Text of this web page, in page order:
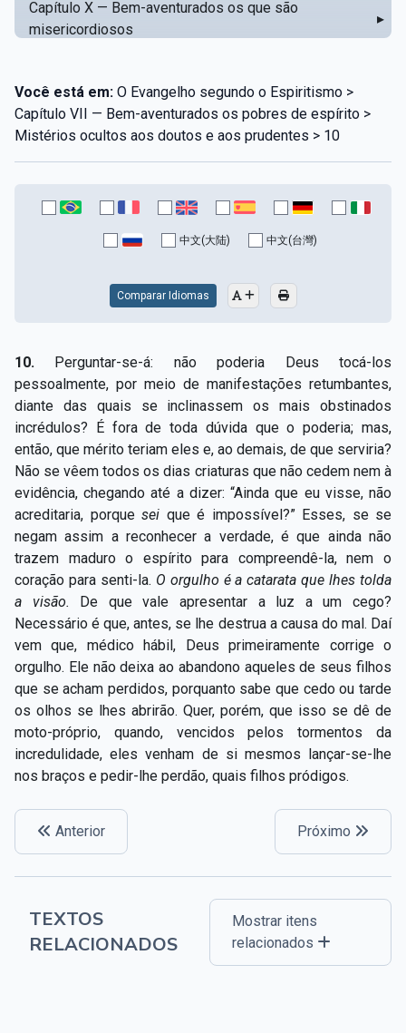
Capítulo X — Bem-aventurados os que são
misericordiosos
▸
Capítulo XII — Amai os vossos inimigos
Capítulo XIII — Não saiba a vossa mão esquerda o
que dê a vossa mão direita
Capítulo XIV — Honrai a vosso pai e a vossa mãe
Capítulo XV — Fora da caridade não há salvação
Capítulo XVIII — Muitos os chamados, poucos os
escolhidos
▸
Capítulo XIX — A fé transporta montanhas ▸
Capítulo XX — Os trabalhadores da última hora ▸
Capítulo XXI — Haverá falsos cristos e falsos
profetas
▸
Capítulo XXII — Não separareis o que Deus juntou ▸
Capítulo XXIII — Estranha moral ▸
Capítulo XXIV — Não ponhais a candeia debaixo do
alqueire
▸
Capítulo XXV — Buscai e achareis ▸
Capítulo XXVI — Dai gratuitamente o que
gratuitamente recebestes
Capítulo XXVIII — Coletânea de preces espíritas
Você está em: O Evangelho segundo o Espiritismo >
Capítulo VII — Bem-aventurados os pobres de espírito >
Mistérios ocultos aos doutos e aos prudentes > 10
中文(大陆) 中文(台灣)
Comparar Idiomas
10. Perguntar-se-á: não poderia Deus tocá-los
pessoalmente, por meio de manifestações retumbantes,
diante das quais se inclinassem os mais obstinados
incrédulos? É fora de toda dúvida que o poderia; mas,
então, que mérito teriam eles e, ao demais, de que serviria?
Não se vêem todos os dias criaturas que não cedem nem à
evidência, chegando até a dizer: “Ainda que eu visse, não
acreditaria, porque sei que é impossível?” Esses, se se
negam assim a reconhecer a verdade, é que ainda não
trazem maduro o espírito para compreendê-la, nem o
coração para senti-la. O orgulho é a catarata que lhes tolda
a visão. De que vale apresentar a luz a um cego?
Necessário é que, antes, se lhe destrua a causa do mal. Daí
vem que, médico hábil, Deus primeiramente corrige o
orgulho. Ele não deixa ao abandono aqueles de seus filhos
que se acham perdidos, porquanto sabe que cedo ou tarde
os olhos se lhes abrirão. Quer, porém, que isso se dê de
moto-próprio, quando, vencidos pelos tormentos da
incredulidade, eles venham de si mesmos lançar-se-lhe
nos braços e pedir-lhe perdão, quais filhos pródigos.
Anterior Próximo
TEXTOS
RELACIONADOS
Mostrar itens
relacionados